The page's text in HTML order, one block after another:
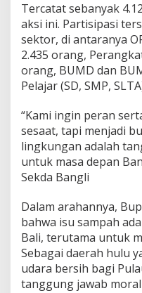
Tercatat sebanyak
aksi ini. Partisipasi
sektor, di antaranya
2.435 orang,
orang, ​BUMD dan
Pelajar (SD, SMP,
“Kami ingin peran
sesaat, tapi menjadi
lingkungan adalah
untuk masa depan
Sekda Bangli
Dalam arahannya,
bahwa isu sampah
Bali, terutama untuk
Sebagai daerah hulu
udara bersih bagi
tanggung jawab